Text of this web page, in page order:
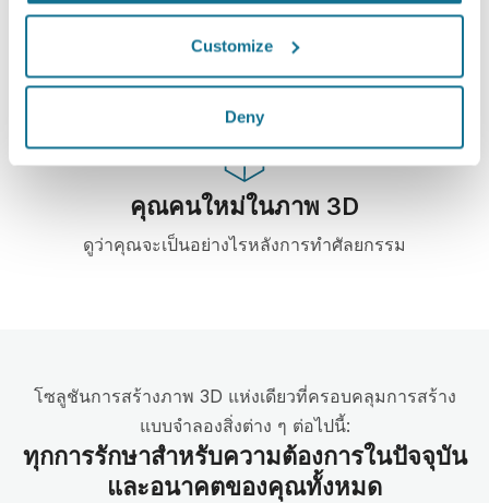
Customize
Deny
3D simulator บน web-based เจ้าแรก และมีการใช้
งานจริงจากคุณหมอ 100 ประเทศ และแนะนำให้มีการ
ใช้จากสมาคมศัลยกรรมพลาสติก
คุณคนใหม่ในภาพ 3D
ดูว่าคุณจะเป็นอย่างไรหลังการทำศัลยกรรม
โซลูชันการสร้างภาพ 3D แห่งเดียวที่ครอบคลุมการสร้าง
แบบจำลองสิ่งต่าง ๆ ต่อไปนี้:
ทุกการรักษาสำหรับความต้องการในปัจจุบัน
และอนาคตของคุณทั้งหมด